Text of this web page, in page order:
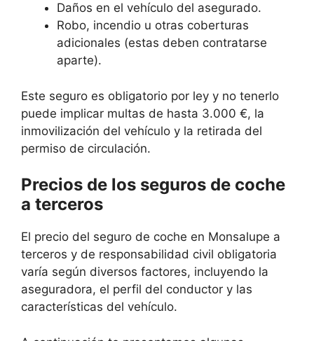
Daños en el vehículo del asegurado.
Robo, incendio u otras coberturas
adicionales (estas deben contratarse
aparte).
Este seguro es obligatorio por ley y no tenerlo
puede implicar multas de hasta 3.000 €, la
inmovilización del vehículo y la retirada del
permiso de circulación.
Precios de los seguros de coche
a terceros
El precio del seguro de coche en Monsalupe a
terceros y de responsabilidad civil obligatoria
varía según diversos factores, incluyendo la
aseguradora, el perfil del conductor y las
características del vehículo.